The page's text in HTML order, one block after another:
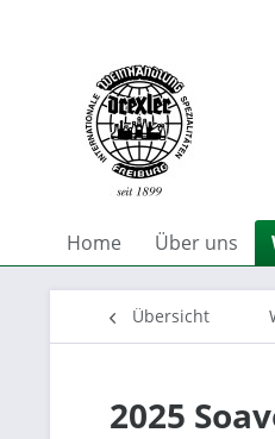
Home Über uns
Übersicht
2025